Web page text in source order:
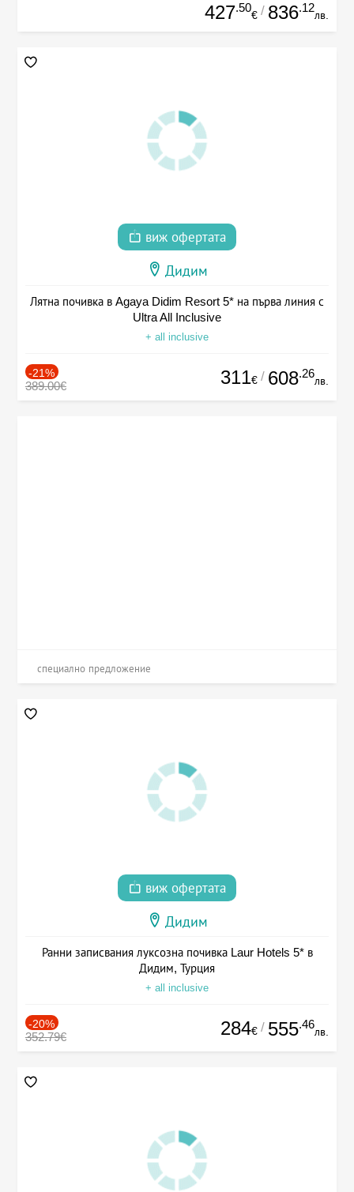
427.50
€ / 836.12
лв.
виж офертата
Дидим
Лятна почивка в Agaya Didim Resort 5* на първа линия с
Ultra All Inclusive
+ all inclusive
-21%
389.00€ 311€ / 608.26
лв.
специално предложение
виж офертата
Дидим
Ранни записвания луксозна почивка Laur Hotels 5* в
Дидим, Турция
+ all inclusive
-20%
352.79€ 284€ / 555.46
лв.